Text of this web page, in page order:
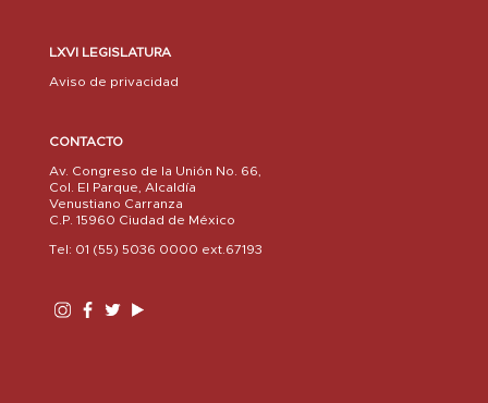
LXVI LEGISLATURA
Aviso de privacidad
CONTACTO
Av. Congreso de la Unión No. 66,
Col. El Parque, Alcaldía
Venustiano Carranza
C.P. 15960 Ciudad de México
Tel: 01 (55) 5036 0000 ext.67193